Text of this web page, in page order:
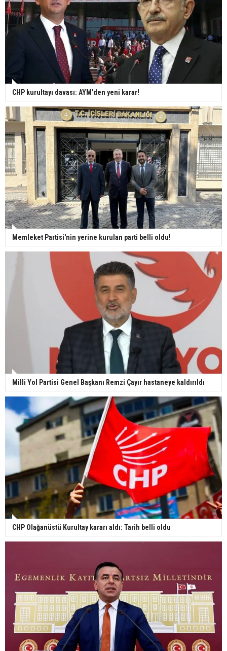
CHP kurultayı davası: AYM'den yeni karar!
Memleket Partisi'nin yerine kurulan parti belli oldu!
Milli Yol Partisi Genel Başkanı Remzi Çayır hastaneye kaldırıldı
CHP Olağanüstü Kurultay kararı aldı: Tarih belli oldu